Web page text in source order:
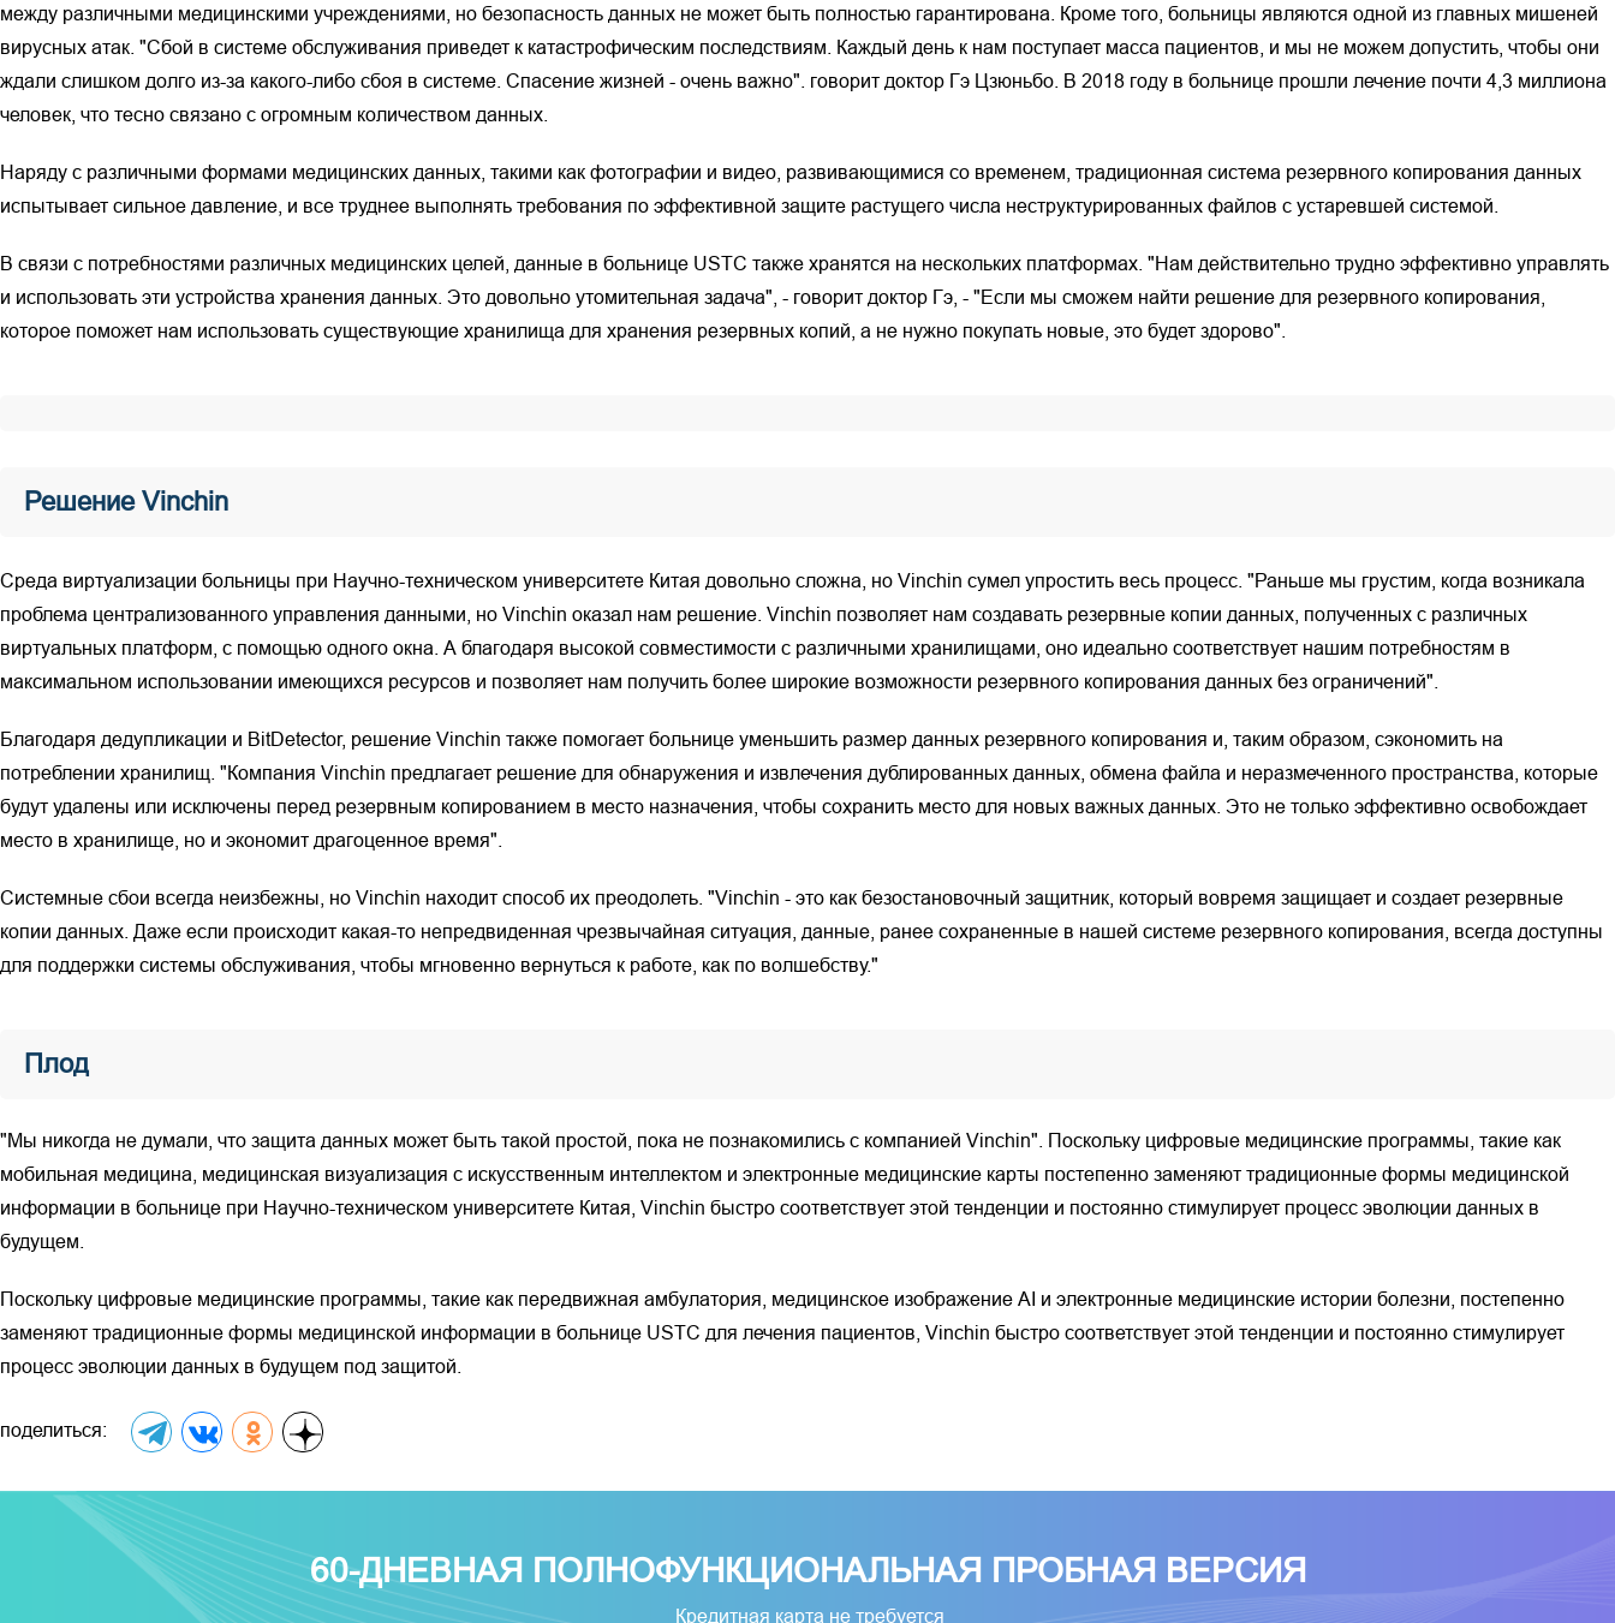
между различными медицинскими учреждениями, но безопасность данных не может быть полностью гарантирована. Кроме того, больницы являются одной из главных мишеней
вирусных атак. "Сбой в системе обслуживания приведет к катастрофическим последствиям. Каждый день к нам поступает масса пациентов, и мы не можем допустить, чтобы они
ждали слишком долго из-за какого-либо сбоя в системе. Спасение жизней - очень важно". говорит доктор Гэ Цзюньбо. В 2018 году в больнице прошли лечение почти 4,3 миллиона
человек, что тесно связано с огромным количеством данных.
Наряду с различными формами медицинских данных, такими как фотографии и видео, развивающимися со временем, традиционная система резервного копирования данных
испытывает сильное давление, и все труднее выполнять требования по эффективной защите растущего числа неструктурированных файлов с устаревшей системой.
В связи с потребностями различных медицинских целей, данные в больнице USTC также хранятся на нескольких платформах. "Нам действительно трудно эффективно управлять
и использовать эти устройства хранения данных. Это довольно утомительная задача", - говорит доктор Гэ, - "Если мы сможем найти решение для резервного копирования,
которое поможет нам использовать существующие хранилища для хранения резервных копий, а не нужно покупать новые, это будет здорово".
Решение Vinchin
Среда виртуализации больницы при Научно-техническом университете Китая довольно сложна, но Vinchin сумел упростить весь процесс. "Раньше мы грустим, когда возникала
проблема централизованного управления данными, но Vinchin оказал нам решение. Vinchin позволяет нам создавать резервные копии данных, полученных с различных
виртуальных платформ, с помощью одного окна. А благодаря высокой совместимости с различными хранилищами, оно идеально соответствует нашим потребностям в
максимальном использовании имеющихся ресурсов и позволяет нам получить более широкие возможности резервного копирования данных без ограничений".
Благодаря дедупликации и BitDetector, решение Vinchin также помогает больнице уменьшить размер данных резервного копирования и, таким образом, сэкономить на
потреблении хранилищ. "Компания Vinchin предлагает решение для обнаружения и извлечения дублированных данных, обмена файла и неразмеченного пространства, которые
будут удалены или исключены перед резервным копированием в место назначения, чтобы сохранить место для новых важных данных. Это не только эффективно освобождает
место в хранилище, но и экономит драгоценное время".
Системные сбои всегда неизбежны, но Vinchin находит способ их преодолеть. "Vinchin - это как безостановочный защитник, который вовремя защищает и создает резервные
копии данных. Даже если происходит какая-то непредвиденная чрезвычайная ситуация, данные, ранее сохраненные в нашей системе резервного копирования, всегда доступны
для поддержки системы обслуживания, чтобы мгновенно вернуться к работе, как по волшебству."
Плод
"Мы никогда не думали, что защита данных может быть такой простой, пока не познакомились с компанией Vinchin". Поскольку цифровые медицинские программы, такие как
мобильная медицина, медицинская визуализация с искусственным интеллектом и электронные медицинские карты постепенно заменяют традиционные формы медицинской
информации в больнице при Научно-техническом университете Китая, Vinchin быстро соответствует этой тенденции и постоянно стимулирует процесс эволюции данных в
будущем.
Поскольку цифровые медицинские программы, такие как передвижная амбулатория, медицинское изображение AI и электронные медицинские истории болезни, постепенно
заменяют традиционные формы медицинской информации в больнице USTC для лечения пациентов, Vinchin быстро соответствует этой тенденции и постоянно стимулирует
процесс эволюции данных в будущем под защитой.
поделиться:
60-ДНЕВНАЯ ПОЛНОФУНКЦИОНАЛЬНАЯ ПРОБНАЯ ВЕРСИЯ
Кредитная карта не требуется